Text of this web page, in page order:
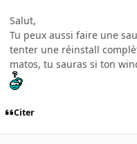
Salut,
Tu peux aussi faire une
tenter une réinstall
matos, tu sauras si ton
Citer